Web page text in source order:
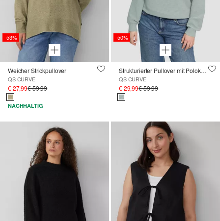
-53%
Weicher Strickpullover
QS CURVE
€ 27,99€ 59,99
NACHHALTIG
-50%
Strukturierter Pullover mit Polokragen
QS CURVE
€ 29,99€ 59,99